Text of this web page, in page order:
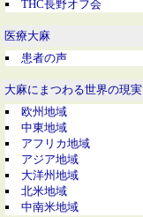
THC長野オフ会
医療大麻
患者の声
大麻にまつわる世界の現実
欧州地域
中東地域
アフリカ地域
アジア地域
大洋州地域
北米地域
中南米地域